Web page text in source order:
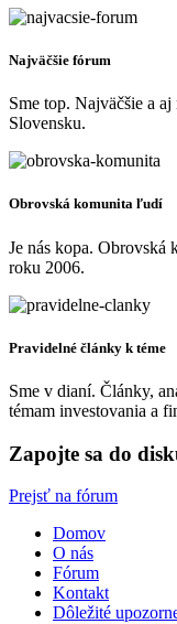
Najväčšie fórum
Sme top. Najväčšie a
Slovensku.
Obrovská komunita ľudí
Je nás kopa.
roku 2006.
Pravidelné články k téme
Sme v dianí. Články,
témam investovania a
Zapojte sa do
Prejsť na fórum
Domov
O nás
Fórum
Kontakt
Dôležité